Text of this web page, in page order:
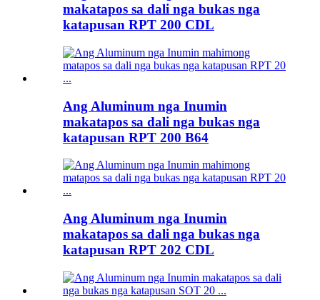
makatapos sa dali nga bukas nga
katapusan RPT 200 CDL
Ang Aluminum nga Inumin
makatapos sa dali nga bukas nga
katapusan RPT 200 B64
Ang Aluminum nga Inumin
makatapos sa dali nga bukas nga
katapusan RPT 202 CDL